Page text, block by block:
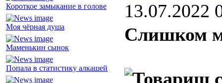
Короткое замыкание в голове
Моя чёрная душа
Маменькин сынок
Попала в статистику алкашей
13.07.2022
Слишком